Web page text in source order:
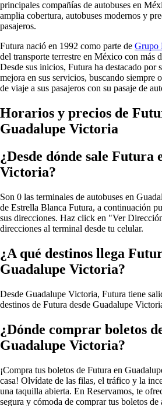
principales compañías de autobuses en
amplia cobertura, autobuses modernos y
pasajeros.
Futura nació en 1992 como parte de Grupo
del transporte terrestre en México con más
Desde sus inicios, Futura ha destacado por
mejora en sus servicios, buscando siempre
de viaje a sus pasajeros con su pasaje de
Horarios y precios de
Guadalupe Victoria
¿Desde dónde sale Futura
Victoria?
Son 0 las terminales de autobuses en
de Estrella Blanca Futura, a continuación
sus direcciones. Haz click en "Ver
direcciones al terminal desde tu celular.
¿A qué destinos llega
Guadalupe Victoria?
Desde Guadalupe Victoria, Futura tiene
destinos de Futura desde Guadalupe
¿Dónde comprar boletos
Guadalupe Victoria?
¡Compra tus boletos de Futura en
casa! Olvídate de las filas, el tráfico y la
una taquilla abierta. En Reservamos, te
segura y cómoda de comprar tus boletos de